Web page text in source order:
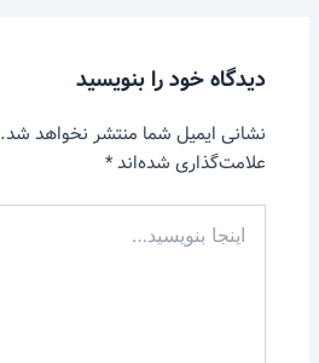
دیدگاه‌ خود را بنویسید
نشانی ایمیل شما منتشر نخواهد شد.
علامت‌گذاری شده‌اند*
بنویسید…